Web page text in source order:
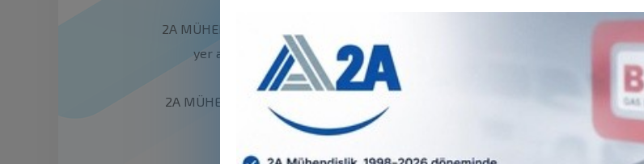
2A MÜHENDİSLİK olarak kuruluş yılımız olan 1995’ten bugüne dek Türkiye’de
yer almaktayız. Bu süre içerisinde kazandığımız bilgi ve tecrübe
2A MÜHENDİSLİK yönetim kadrosu ve çalışanları olarak “Kaliteyi zaman